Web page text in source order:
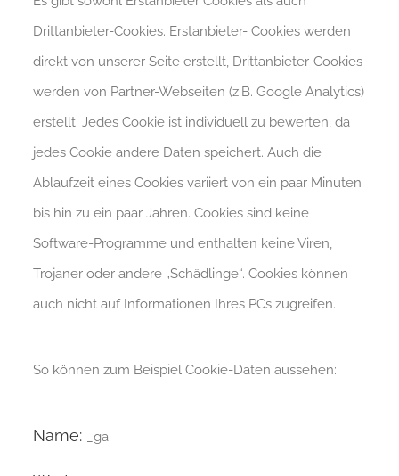
Drittanbieter-Cookies. Erstanbieter- Cookies werden
direkt von unserer Seite erstellt, Drittanbieter-Cookies
werden von Partner-Webseiten (z.B. Google Analytics)
erstellt. Jedes Cookie ist individuell zu bewerten, da
jedes Cookie andere Daten speichert. Auch die
Ablaufzeit eines Cookies variiert von ein paar Minuten
bis hin zu ein paar Jahren. Cookies sind keine
Software-Programme und enthalten keine Viren,
Trojaner oder andere „Schädlinge“. Cookies können
auch nicht auf Informationen Ihres PCs zugreifen.
So können zum Beispiel Cookie-Daten aussehen:
Name: _ga